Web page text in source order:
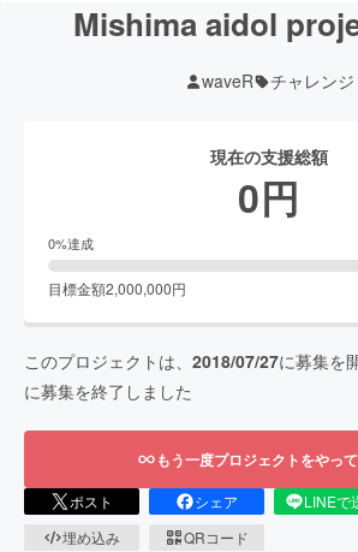
Mishima aidol
waveR チャレンジ
現在の支援総額
0円
0%達成
目標金額2,000,000円
このプロジェクトは、 2018/07/27に募集を
に募集を終了しました
もう一度プロジェクトをやっ
ポスト シェア LINEで
埋め込み
QRコード